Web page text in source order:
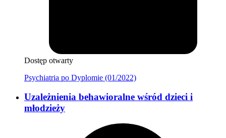
Dostęp otwarty
Psychiatria po Dyplomie (01/2022)
Uzależnienia behawioralne wśród dzieci i
młodzieży